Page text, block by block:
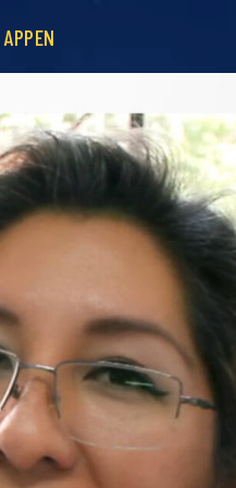
APPEN